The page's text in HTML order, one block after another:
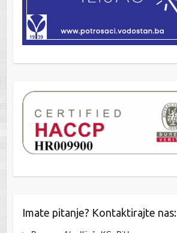
Imate pitanje? Kontaktirajte nas: